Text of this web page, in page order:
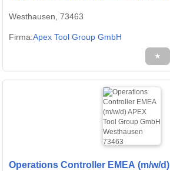
Westhausen, 73463
Firma:Apex Tool Group GmbH
★
Operations Controller EMEA (m/w/d)